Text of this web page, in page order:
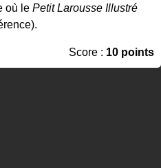
où le Petit Larousse Illustré
Score : 10 points